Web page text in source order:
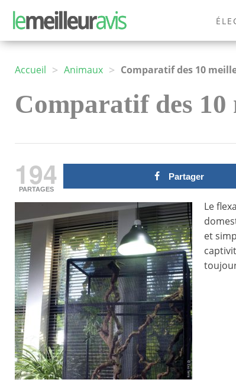
Accueil > Animaux > Comparatif des 10
Comparatif des
194
PARTAGES
Partager
Le
et